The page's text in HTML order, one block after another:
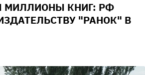
КНИГ: РФ
"РАНОК" В